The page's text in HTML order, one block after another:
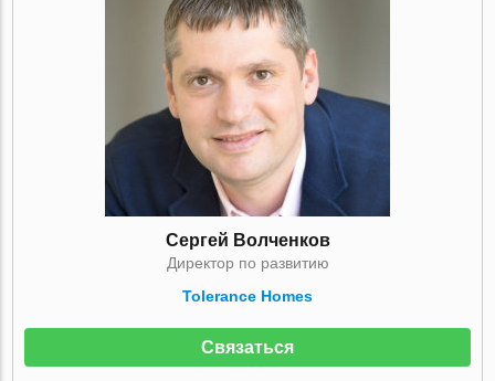
Сергей Волченков
Директор по развитию
Tolerance Homes
Связаться